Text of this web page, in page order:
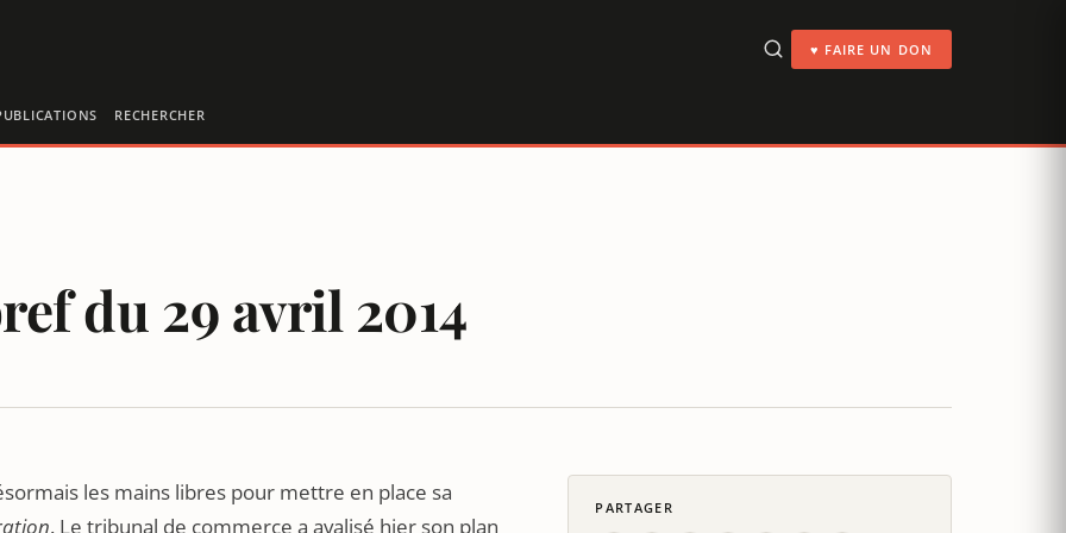
♥ FAIRE UN DON
RECHERCHER
du 29 avril 2014
les mains libres pour mettre en place sa
. Le tribunal de commerce a avalisé hier son plan
PARTAGER